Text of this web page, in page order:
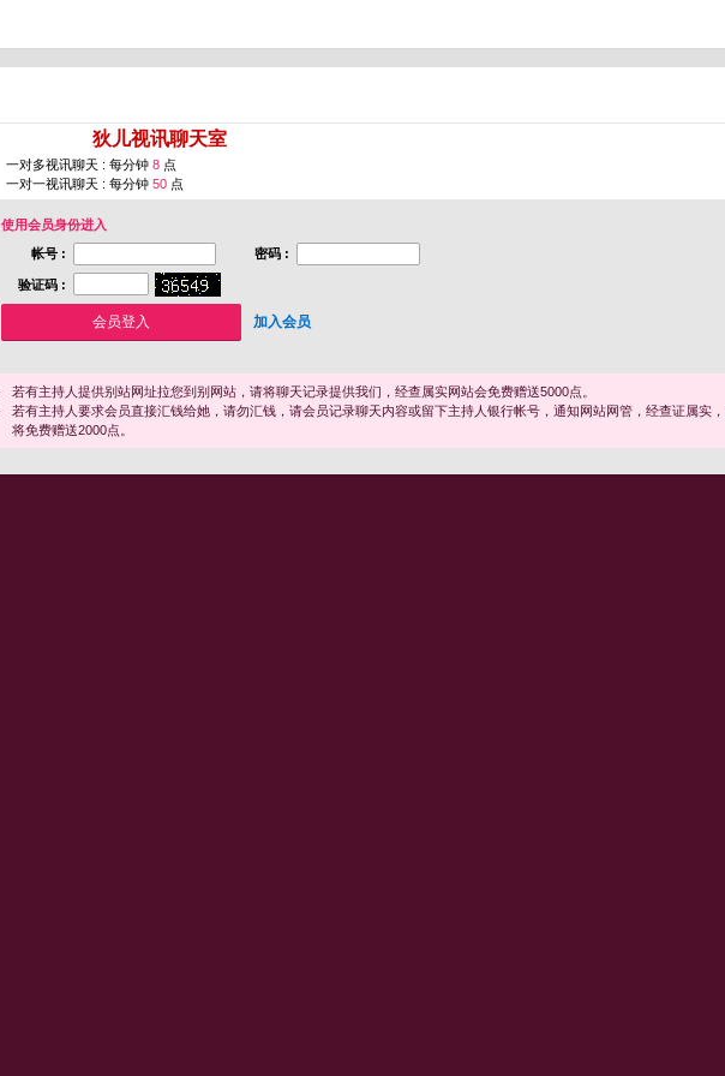
狄儿视讯聊天室
一对多视讯聊天 : 每分钟 8 点
一对一视讯聊天 : 每分钟 50 点
使用会员身份进入
帐号 :
密码 :
验证码 :
加入会员
若有主持人提供别站网址拉您到别网站，请将聊天记录提供我们，经查属实网站会免费赠送5000点。
若有主持人要求会员直接汇钱给她，请勿汇钱，请会员记录聊天内容或留下主持人银行帐号，通知网站网管，经查证属实
将免费赠送2000点。